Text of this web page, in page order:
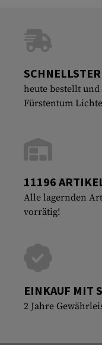
heute bestellt
Fürstentum
11196
Alle lagernden
vorrätig!
EINKAUF MIT
2 Jahre